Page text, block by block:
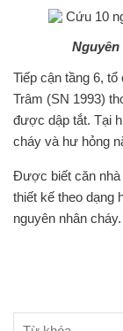
Tiếp cận tầng 6,
Trâm (SN 1993)
được dập tắt. Tại
cháy và hư hỏng
Được biết căn nhà
thiết kế theo dạng
nguyên nhân cháy.